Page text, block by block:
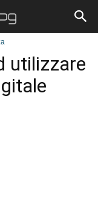
utilizzare